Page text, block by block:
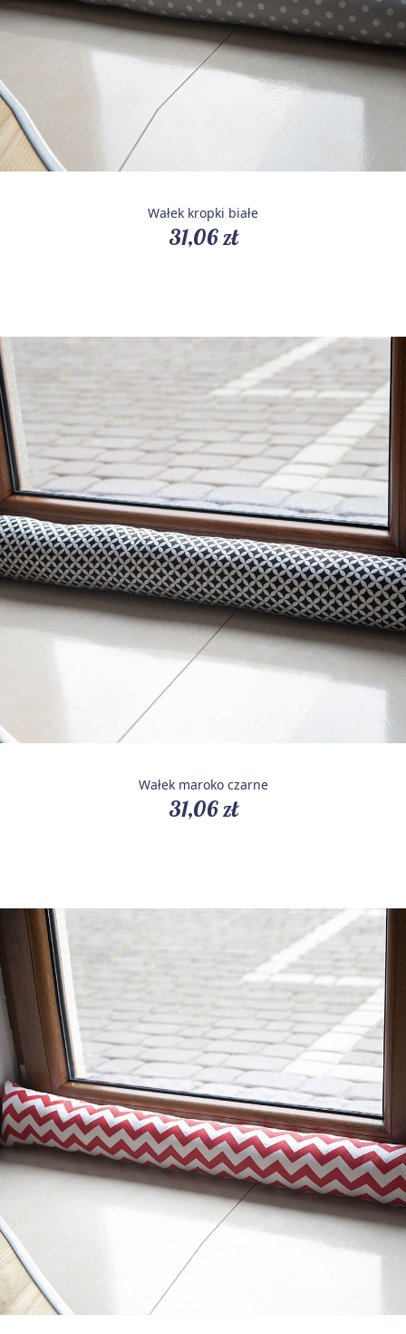
Wałek kropki białe
31,06 zł
Wałek maroko czarne
31,06 zł